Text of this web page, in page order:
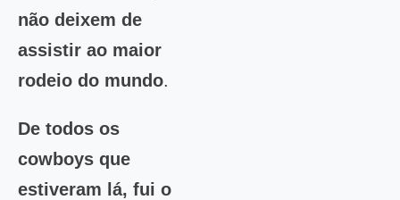
não deixem de
assistir ao maior
rodeio do mundo.
De todos os
cowboys que
estiveram lá, fui o